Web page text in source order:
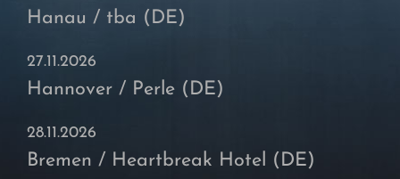
Hanau / tba (DE)
27.11.2026
Hannover / Perle (DE)
28.11.2026
Bremen / Heartbreak Hotel (DE)